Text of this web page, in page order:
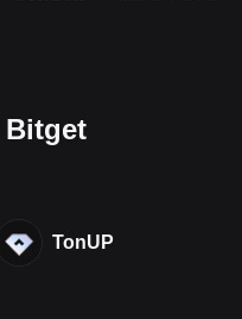
Bitget
TonUP